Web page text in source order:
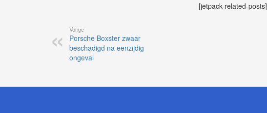
[jetpack-related-posts]
Vorige
Porsche Boxster zwaar
beschadigd na eenzijdig
ongeval